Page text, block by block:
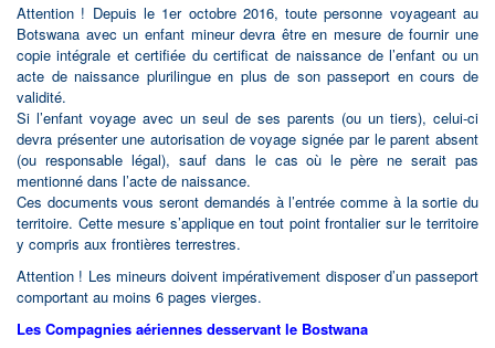
Attention ! Depuis le 1er octobre 2016, toute personne voyageant au
Botswana avec un enfant mineur devra être en mesure de fournir une
copie intégrale et certifiée du certificat de naissance de l’enfant ou un
acte de naissance plurilingue en plus de son passeport en cours de
validité.
Si l’enfant voyage avec un seul de ses parents (ou un tiers), celui-ci
devra présenter une autorisation de voyage signée par le parent absent
(ou responsable légal), sauf dans le cas où le père ne serait pas
mentionné dans l’acte de naissance.
Ces documents vous seront demandés à l’entrée comme à la sortie du
territoire. Cette mesure s’applique en tout point frontalier sur le territoire
y compris aux frontières terrestres.
Attention ! Les mineurs doivent impérativement disposer d’un passeport
comportant au moins 6 pages vierges.
Les Compagnies aériennes desservant le Bostwana